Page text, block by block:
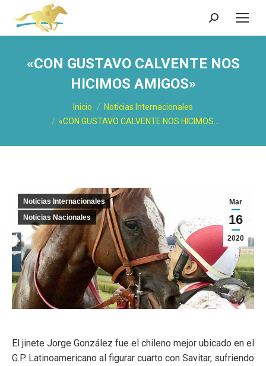
Buscar:
«CON GUSTAVO CALVENTE NOS
HICIMOS AMIGOS»
Inicio
Noticias Internacionales
«CON GUSTAVO CALVENTE NOS HICIMOS…
Mar
16
2020
Noticias Internacionales
Noticias Nacionales
El jinete Jorge González fue el chileno mejor ubicado en el
G.P. Latinoamericano al figurar cuarto con Savitar, sufriendo